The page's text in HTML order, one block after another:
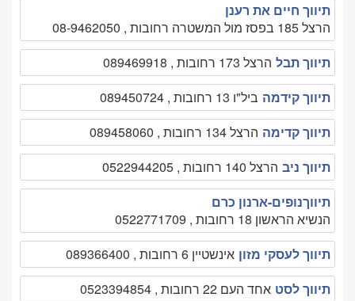
תיווך חיים את רענן
הרצל 185 בפסז מול המשטרה רחובות , 08-9462050
תיווך תבל הרצל 173 רחובות , 089469918
תיווך קידמה ביל"ו 13 רחובות , 089450724
תיווך קדימה הרצל 134 רחובות , 089458060
תיווך ניב הרצל 140 רחובות , 0522944205
תיווךנופים-ארנון כרם
הנשיא הראשון 18 רחובות , 0522771709
תיווך לעסקי מזון אינשטיין 6 רחובות , 089366400
תיווך לסט אחד העם 22 רחובות , 0523394854